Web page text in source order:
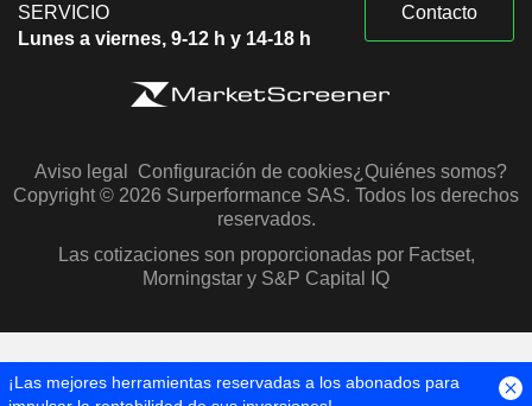
SERVICIO
Lunes a viernes, 9-12 h y 14-18 h
Contacto
Aviso legal Configuración de cookies¿Quiénes somos?
Copyright © 2026 Surperformance SAS. Todos los derechos
reservados.
Las cotizaciones son proporcionadas por Factset,
Morningstar y S&P Capital IQ
¡Las mejores herramientas reservadas a los abonados para